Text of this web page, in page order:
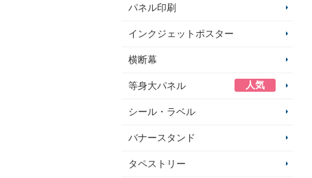
パネル印刷
インクジェットポスター
横断幕
等身大パネル 人気
シール・ラベル
バナースタンド
タペストリー